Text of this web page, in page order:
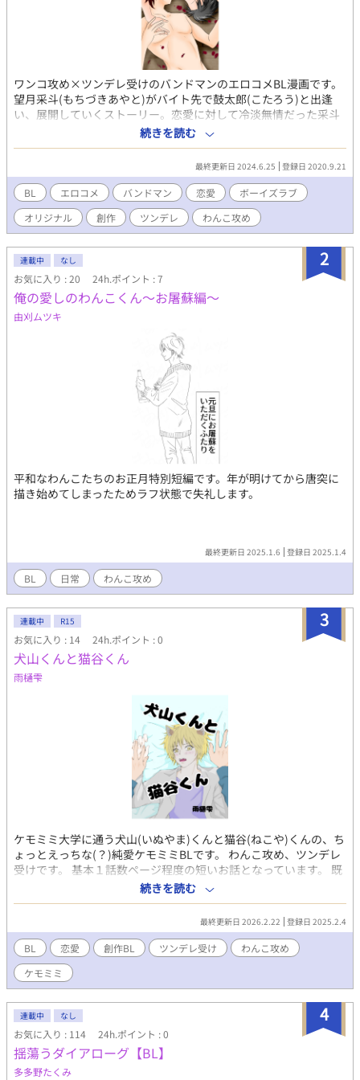
ワンコ攻め×ツンデレ受けのバンドマンのエロコメBL漫画です。
望月采斗(もちづきあやと)がバイト先で鼓太郎(こたろう)と出逢
い、展開していくストーリー。恋愛に対して冷淡無情だった采斗
(あやと)の概念は崩れ、それまで知らなかった感情や新しい世界
を知り変わっていきます。連載していきます！
続きを読む
最終更新日 2024.6.25 登録日 2020.9.21
BL エロコメ バンドマン 恋愛
ボーイズラブ
オリジナル
創作 ツンデレ わんこ攻め
2
連載中 なし
お気に入り : 20 24h.ポイント : 7
俺の愛しのわんこくん～お屠蘇編～
由刈ムツキ
平和なわんこたちのお正月特別短編です。年が明けてから唐突に
描き始めてしまったためラフ状態で失礼します。
最終更新日 2025.1.6 登録日 2025.1.4
BL 日常 わんこ攻め
3
連載中 R15
お気に入り : 14 24h.ポイント : 0
犬山くんと猫谷くん
雨樋雫
ケモミミ大学に通う犬山(いぬやま)くんと猫谷(ねこや)くんの、ち
ょっとえっちな(？)純愛ケモミミBLです。 わんこ攻め、ツンデレ
受けです。 基本１話数ページ程度の短いお話となっています。 既
にお付き合いしてるところからのスタートですが、お付き合いす
る前の過去に遡ったストーリーも出てきます。 一応大学1〜2年
(18〜20歳)設定です。 時系列がぐちゃぐちゃですが、ビールを飲
んでいるシーンは20歳越えてます。 コピー用紙にシャーペン描き
した漫画となっております。 画質が悪く、本当に申し訳ありませ
ん💦 過激ではありませんが若干の性的表現があります(R15指定に
してあります)。
続きを読む
最終更新日 2026.2.22 登録日 2025.2.4
BL 恋愛 創作BL ツンデレ受け
わんこ攻め
ケモミミ
4
連載中 なし
お気に入り : 114 24h.ポイント : 0
揺蕩うダイアローグ【BL】
多多野たくみ